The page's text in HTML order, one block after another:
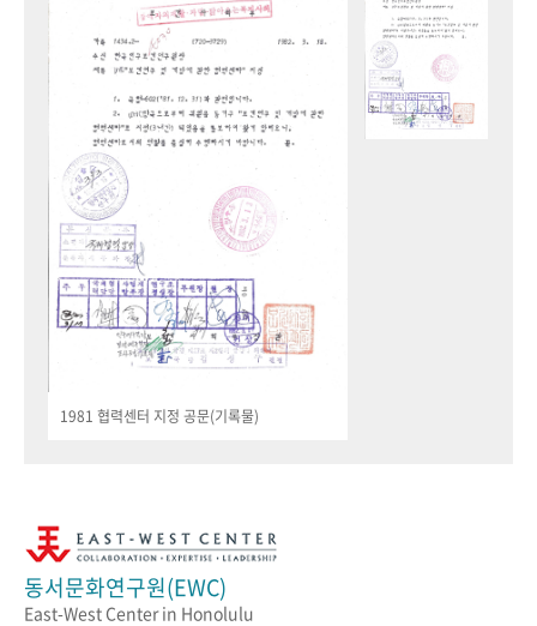
1981 협력센터 지정 공문(기록물)
동서문화연구원(EWC)
East-West Center in Honolulu